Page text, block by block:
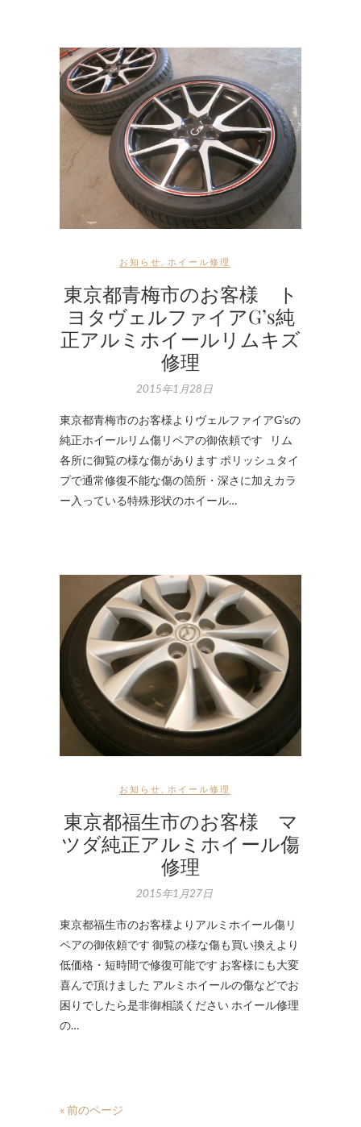
お知らせ ホイール修理
東京都青梅市のお客様 ト
ヨタヴェルファイアG’s純
正アルミホイールリムキズ
修理
2015年1月28日
東京都青梅市のお客様よりヴェルファイアG’sの
純正ホイールリム傷リペアの御依頼です リム
各所に御覧の様な傷があります ポリッシュタイ
プで通常修復不能な傷の箇所・深さに加えカラ
ー入っている特殊形状のホイール…
お知らせ ホイール修理
東京都福生市のお客様 マ
ツダ純正アルミホイール傷
修理
2015年1月27日
東京都福生市のお客様よりアルミホイール傷リ
ペアの御依頼です 御覧の様な傷も買い換えより
低価格・短時間で修復可能です お客様にも大変
喜んで頂けました アルミホイールの傷などでお
困りでしたら是非御相談ください ホイール修理
の…
« 前のページ